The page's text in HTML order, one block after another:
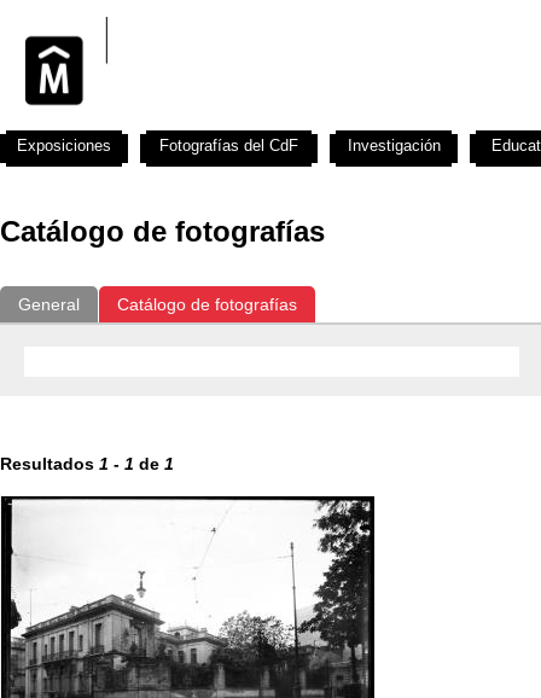
Catálogo de fotografías
General Catálogo de fotografías
Resultados 1 - 1 de 1
Exposiciones Fotografías del CdF Investigación